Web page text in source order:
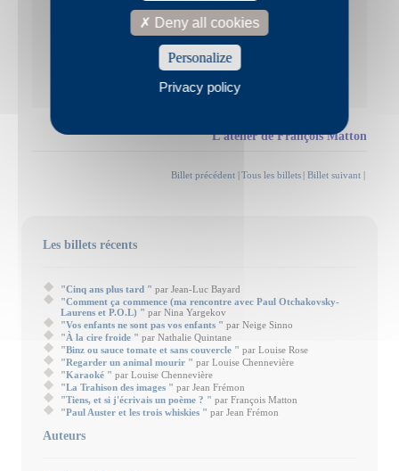
L'atelier de François Matton
Billet précédent |Tous les billets | Billet suivant |
Les billets récents
"Cinq ans plus tard " par Jean-Luc Bayard
"Comment ça commence (ma rencontre avec Paul Otchakovsky-
Laurens et P.O.L) " par Nina Yargekov
"Vos enfants ne sont pas vos enfants " par Neige Sinno
"À la cire froide " par Nathalie Quintane
"Binz ou sauce tomate et sans couvercle " par Louise Rose
"Regarder un animal mourir " par Louise Chennevière
"Karaoké " par Louise Chennevière
"La Trahison des images " par Jean Frémon
"Tiens, et si j'écrivais un poème ? " par François Matton
"Paul Auster et les trois whiskies " par Jean Frémon
Auteurs
Deny all cookies
Personalize
Privacy policy